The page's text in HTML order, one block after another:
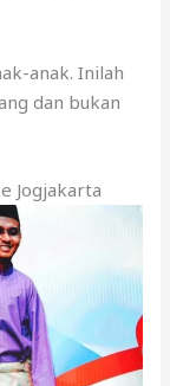
anak. Inilah
dan bukan
Jogjakarta